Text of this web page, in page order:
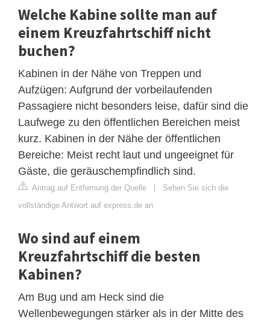
Welche Kabine sollte man auf
einem Kreuzfahrtschiff nicht
buchen?
Kabinen in der Nähe von Treppen und
Aufzügen: Aufgrund der vorbeilaufenden
Passagiere nicht besonders leise, dafür sind die
Laufwege zu den öffentlichen Bereichen meist
kurz. Kabinen in der Nähe der öffentlichen
Bereiche: Meist recht laut und ungeeignet für
Gäste, die geräuschempfindlich sind.
Antrag auf Entfernung der Quelle | Sehen Sie sich die
vollständige Antwort auf express.de an
Wo sind auf einem
Kreuzfahrtschiff die besten
Kabinen?
Am Bug und am Heck sind die
Wellenbewegungen stärker als in der Mitte des